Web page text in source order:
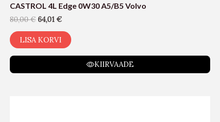
CASTROL 4L Edge 0W30 A5/B5 Volvo
80,00€ 64,01 €
LISA KORVI
KIIRVAADE